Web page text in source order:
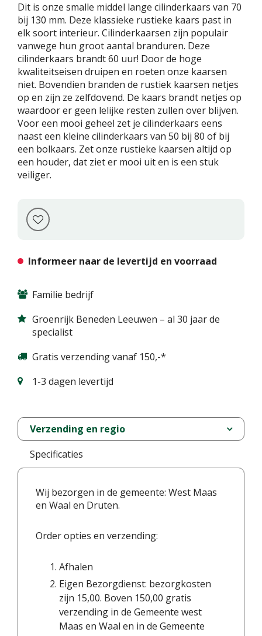
Dit is onze smalle middel lange cilinderkaars van 70
bij 130 mm. Deze klassieke rustieke kaars past in
elk soort interieur. Cilinderkaarsen zijn populair
vanwege hun groot aantal branduren. Deze
cilinderkaars brandt 60 uur! Door de hoge
kwaliteitseisen druipen en roeten onze kaarsen
niet. Bovendien branden de rustiek kaarsen netjes
op en zijn ze zelfdovend. De kaars brandt netjes op
waardoor er geen lelijke resten zullen over blijven.
Voor een mooi geheel zet je cilinderkaars eens
naast een kleine cilinderkaars van 50 bij 80 of bij
een bolkaars. Zet onze rustieke kaarsen altijd op
een houder, dat ziet er mooi uit en is een stuk
veiliger.
Informeer naar de levertijd en voorraad
Familie bedrijf
Groenrijk Beneden Leeuwen – al 30 jaar de
specialist
Gratis verzending vanaf 150,-*
1-3 dagen levertijd
Verzending en regio
Specificaties
Wij bezorgen in de gemeente: West Maas
en Waal en Druten.
Order opties en verzending:
Afhalen
Eigen Bezorgdienst: bezorgkosten
zijn 15,00. Boven 150,00 gratis
verzending in de Gemeente west
Maas en Waal en in de Gemeente